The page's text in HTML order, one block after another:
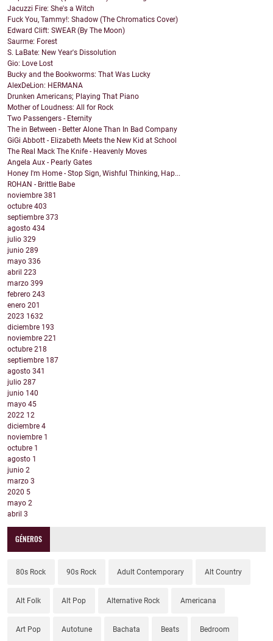
Jacuzzi Fire: She's a Witch
Fuck You, Tammy!: Shadow (The Chromatics Cover)
Edward Clift: SWEAR (By The Moon)
Saurme: Forest
S. LaBate: New Year's Dissolution
Gio: Love Lost
Bucky and the Bookworms: That Was Lucky
AlexDeLion: HERMANA
Drunken Americans; Playing That Piano
Mother of Loudness: All for Rock
Two Passengers - Eternity
The in Between - Better Alone Than In Bad Company
GiGi Abbott - Elizabeth Meets the New Kid at School
The Real Mack The Knife - Heavenly Moves
Angela Aux - Pearly Gates
Honey I'm Home - Stop Sign, Wishful Thinking, Hap...
ROHAN - Brittle Babe
noviembre 381
octubre 403
septiembre 373
agosto 434
julio 329
junio 289
mayo 336
abril 223
marzo 399
febrero 243
enero 201
2023 1632
diciembre 193
noviembre 221
octubre 218
septiembre 187
agosto 341
julio 287
junio 140
mayo 45
2022 12
diciembre 4
noviembre 1
octubre 1
agosto 1
junio 2
marzo 3
2020 5
mayo 2
abril 3
GÉNEROS
80s Rock 90s Rock Adult Contemporary Alt Country
Alt Folk Alt Pop Alternative Rock Americana
Art Pop Autotune Bachata Beats Bedroom